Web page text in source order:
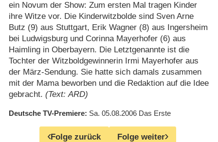
ein Novum der Show: Zum ersten Mal tragen Kinder
ihre Witze vor. Die Kinderwitzbolde sind Sven Arne
Butz (9) aus Stuttgart, Erik Wagner (8) aus Ingersheim
bei Ludwigsburg und Corinna Mayerhofer (6) aus
Haimling in Oberbayern. Die Letztgenannte ist die
Tochter der Witzboldgewinnerin Irmi Mayerhofer aus
der März-Sendung. Sie hatte sich damals zusammen
mit der Mama beworben und die Redaktion auf die Idee
gebracht. (Text: ARD)
Deutsche TV-Premiere Sa. 05.08.2006 Das Erste
Folge zurück Folge weiter